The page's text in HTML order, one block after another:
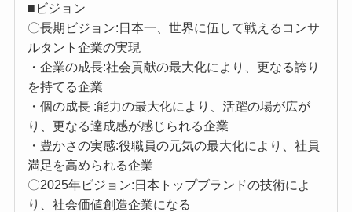
■ビジョン
〇長期ビジョン:日本一、世界に伍して戦えるコンサ
ルタント企業の実現
・企業の成長:社会貢献の最大化により、更なる誇り
を持てる企業
・個の成長 :能力の最大化により、活躍の場が広が
り、更なる達成感が感じられる企業
・豊かさの実感:役職員の元気の最大化により、社員
満足を高められる企業
〇2025年ビジョン:日本トップブランドの技術によ
り、社会価値創造企業になる